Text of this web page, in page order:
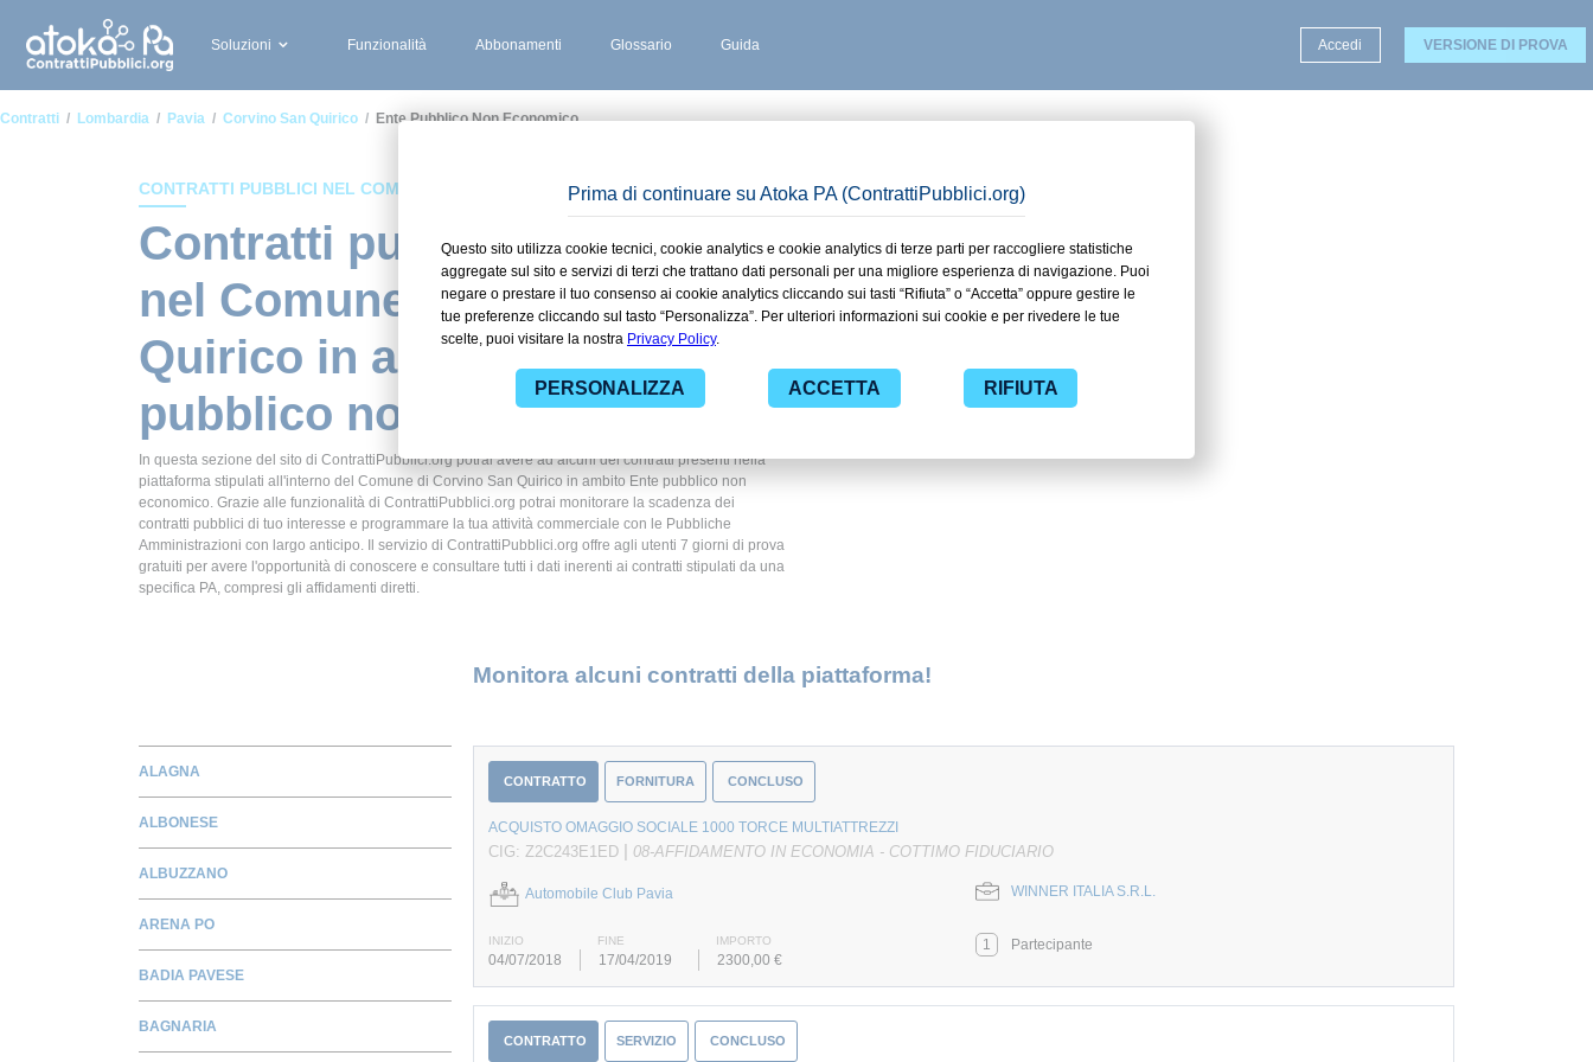
Soluzioni Funzionalità Abbonamenti Glossario Guida Accedi VERSIONE DI PROVA
Contratti Lombardia Pavia Corvino San Quirico Ente Pubblico Non Economico
CONTRATTI PUBBLICI NEL COMUNE DI CORVINO SAN QUIRICO
Contratti pubblici stipulati
nel Comune di Corvino San
Quirico in ambito Ente
pubblico non economico
In questa sezione del sito di ContrattiPubblici.org potrai avere ad alcuni dei contratti presenti nella
piattaforma stipulati all'interno del Comune di Corvino San Quirico in ambito Ente pubblico non
economico. Grazie alle funzionalità di ContrattiPubblici.org potrai monitorare la scadenza dei
contratti pubblici di tuo interesse e programmare la tua attività commerciale con le Pubbliche
Amministrazioni con largo anticipo. Il servizio di ContrattiPubblici.org offre agli utenti 7 giorni di prova
gratuiti per avere l'opportunità di conoscere e consultare tutti i dati inerenti ai contratti stipulati da una
specifica PA, compresi gli affidamenti diretti.
Monitora alcuni contratti della piattaforma!
ALAGNA
ALBONESE
ALBUZZANO
ARENA PO
BADIA PAVESE
BAGNARIA
CONTRATTO FORNITURA CONCLUSO
ACQUISTO OMAGGIO SOCIALE 1000 TORCE MULTIATTREZZI
CIG: Z2C243E1ED | 08-AFFIDAMENTO IN ECONOMIA - COTTIMO FIDUCIARIO
Automobile Club Pavia WINNER ITALIA S.R.L.
INIZIO FINE IMPORTO
04/07/2018 17/04/2019 2300,00 €
1 Partecipante
CONTRATTO SERVIZIO CONCLUSO